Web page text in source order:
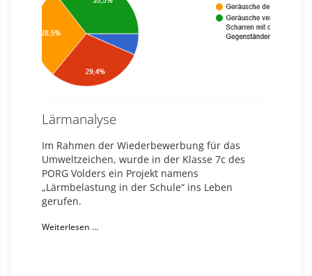
Lärmanalyse
Im Rahmen der Wiederbewerbung für das
Umweltzeichen, wurde in der Klasse 7c des
PORG Volders ein Projekt namens
„Lärmbelastung in der Schule“ ins Leben
gerufen.
Weiterlesen …